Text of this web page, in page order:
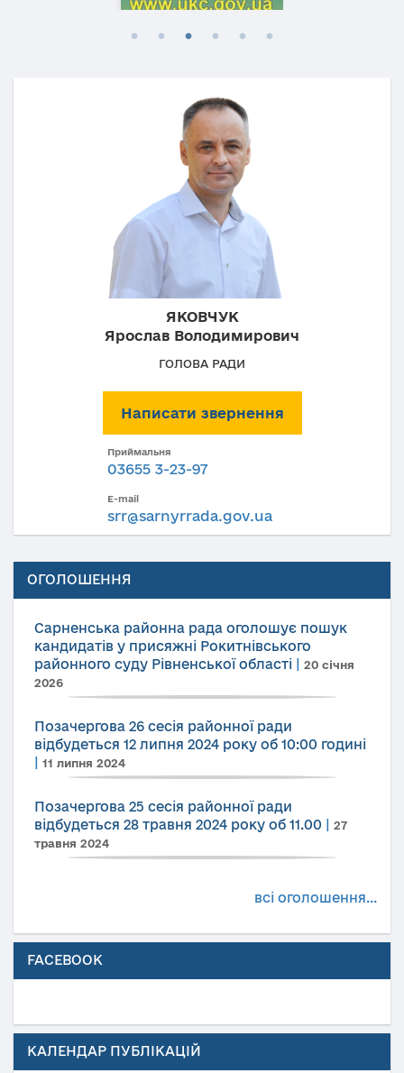
ЯКОВЧУК
Ярослав Володимирович
ГОЛОВА РАДИ
Написати звернення
Приймальня
03655 3-23-97
E-mail
srr@sarnyrrada.gov.ua
ОГОЛОШЕННЯ
Сарненська районна рада оголошує пошук
кандидатів у присяжні Рокитнівського
районного суду Рівненської області
20 січня
2026
Позачергова 26 сесія районної ради
відбудеться 12 липня 2024 року об 10:00 годині
11 липня 2024
Позачергова 25 сесія районної ради
відбудеться 28 травня 2024 року об 11.00
27
травня 2024
всі оголошення...
FACEBOOK
КАЛЕНДАР ПУБЛІКАЦІЙ